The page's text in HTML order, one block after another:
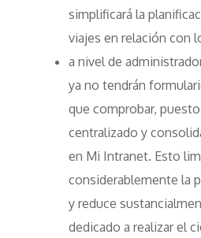
simplificará la
viajes en relación con
a nivel de
ya no tendrán
que comprobar,
centralizado y
en Mi Intranet. Esto
considerablemente la
y reduce
dedicado a realizar el